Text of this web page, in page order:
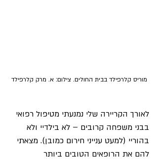
מוריס קלרפילד בבית החולים. צילום: א. מרק קלרפילד
לאורך הקריירה שלי נמנעתי מטיפול רפואי
בבני משפחה קרובים – לא בילדיי ולא
בהוריי (למעט ענייני חירום כמובן). מצאתי
להם את הרופאים הטובים ביותר